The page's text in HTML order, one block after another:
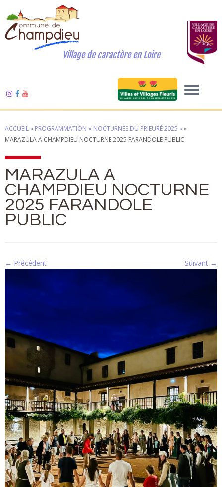
Village de caractère en Loire
ACCUEIL» PROGRAMMATION « NOCTURNES DU PRIEURÉ 2025 »»
MARAZULA A CHAMPDIEU NOCTURNE 2025 FARANDOLE PUBLIC
MARAZULA A
CHAMPDIEU NOCTURNE
2025 FARANDOLE
PUBLIC
← Précédent Suivant →